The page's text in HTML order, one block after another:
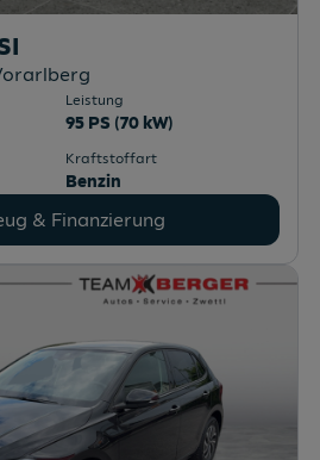
Leistung
95 PS (70 kW)
Kraftstoffart
Benzin
& Finanzierung